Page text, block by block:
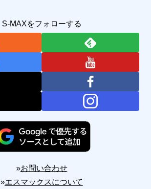
S-MAXをフォローする
»お問い合わせ
»エスマックスについて